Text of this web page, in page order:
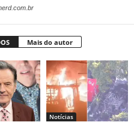
Mais do autor
Notícias